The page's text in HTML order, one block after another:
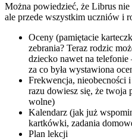
Można powiedzieć, że Librus
ale przede wszystkim uczniów i
Oceny (pamiętacie
zebrania? Teraz rodzic
dziecko nawet na telefonie
za co była wystawiona
Frekwencja, nieobecności
razu dowiesz się, że twoja
wolne)
Kalendarz (jak już
kartkówki, zadania
Plan lekcji